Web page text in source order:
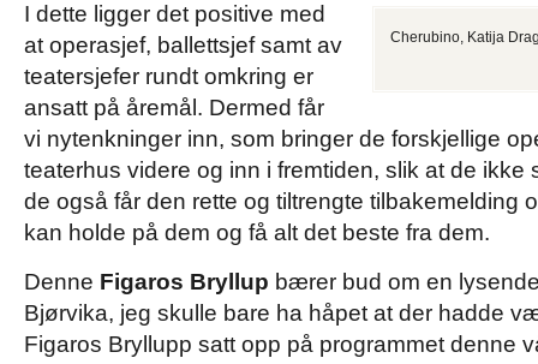
Cherubino, Katija
I dette ligger det positive med
at operasjef, ballettsjef samt av
teatersjefer rundt omkring er
ansatt på åremål. Dermed får
vi nytenkninger inn, som bringer de forskjellige
teaterhus videre og inn i fremtiden, slik at de ikke
de også får den rette og tiltrengte tilbakemelding
kan holde på dem og få alt det beste fra dem.
Denne Figaros Bryllup bærer bud om en
Bjørvika, jeg skulle bare ha håpet at der hadde
Figaros Bryllupp satt opp på programmet denne